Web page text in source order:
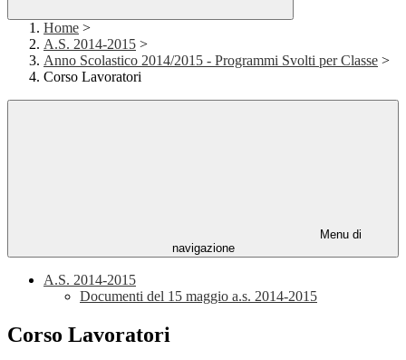
Home >
A.S. 2014-2015 >
Anno Scolastico 2014/2015 - Programmi Svolti per Classe >
Corso Lavoratori
Menu di
navigazione
A.S. 2014-2015
Documenti del 15 maggio a.s. 2014-2015
Corso Lavoratori